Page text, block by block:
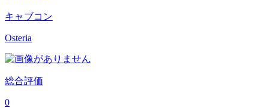
キャブコン
Osteria
総合評価
0